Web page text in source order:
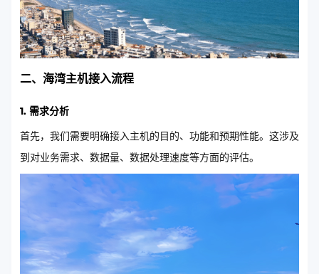
二、海湾主机接入流程
1. 需求分析
首先，我们需要明确接入主机的目的、功能和预期性能。这涉及
到对业务需求、数据量、数据处理速度等方面的评估。